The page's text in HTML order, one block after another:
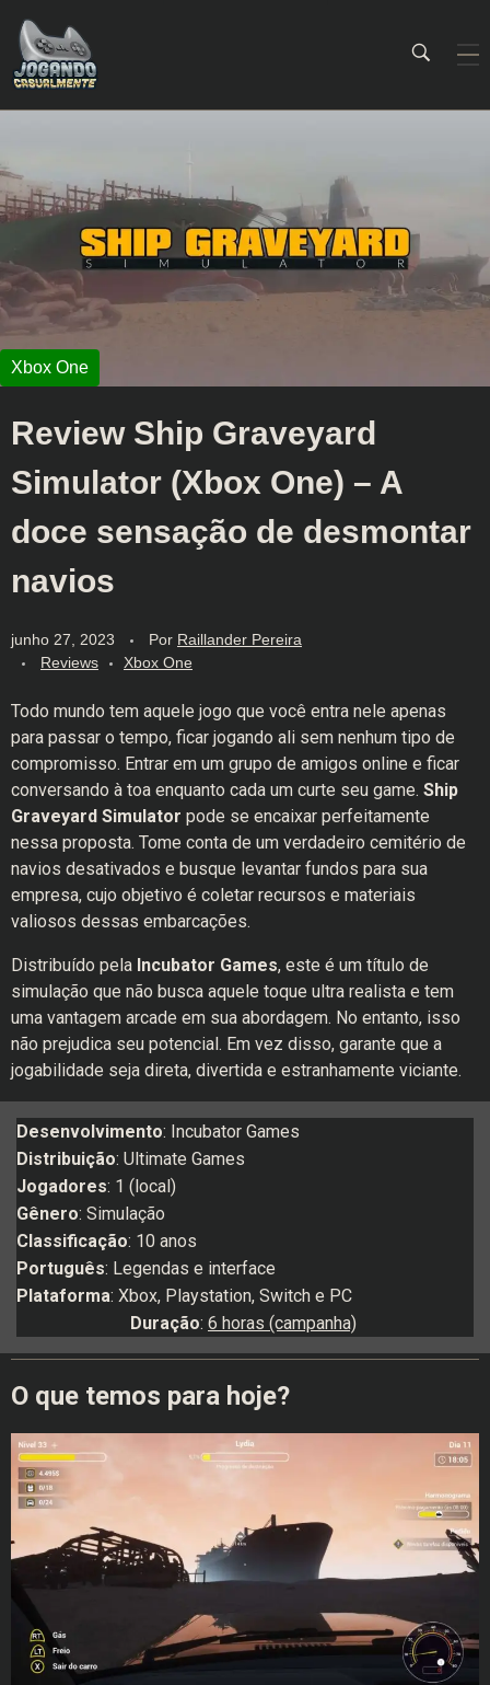
Review Ship Graveyard
Simulator (Xbox One) – A
doce sensação de desmontar
navios
junho 27, 2023 Por Raillander Pereira
Reviews
Xbox One
Todo mundo tem aquele jogo que você entra nele apenas
para passar o tempo, ficar jogando ali sem nenhum tipo de
compromisso. Entrar em um grupo de amigos online e ficar
conversando à toa enquanto cada um curte seu game. Ship
Graveyard Simulator pode se encaixar perfeitamente
nessa proposta. Tome conta de um verdadeiro cemitério de
navios desativados e busque levantar fundos para sua
empresa, cujo objetivo é coletar recursos e materiais
valiosos dessas embarcações.
Distribuído pela Incubator Games, este é um título de
simulação que não busca aquele toque ultra realista e tem
uma vantagem arcade em sua abordagem. No entanto, isso
não prejudica seu potencial. Em vez disso, garante que a
jogabilidade seja direta, divertida e estranhamente viciante.
Desenvolvimento: Incubator Games
Distribuição: Ultimate Games
Jogadores: 1 (local)
Gênero: Simulação
Classificação: 10 anos
Português: Legendas e interface
Plataforma: Xbox, Playstation, Switch e PC
Duração: 6 horas (campanha)
O que temos para hoje?